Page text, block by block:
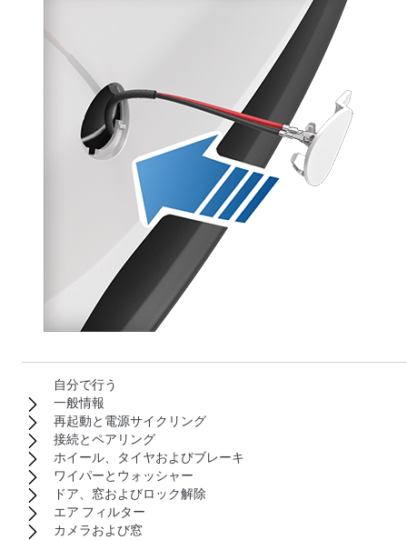
自分で行う
一般情報
再起動と電源サイクリング
接続とペアリング
ホイール、タイヤおよびブレーキ
ワイパーとウォッシャー
ドア、窓およびロック解除
エア フィルター
カメラおよび窓